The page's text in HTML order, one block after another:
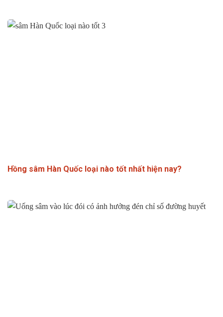
Hồng sâm Hàn Quốc loại nào tốt nhất hiện nay?